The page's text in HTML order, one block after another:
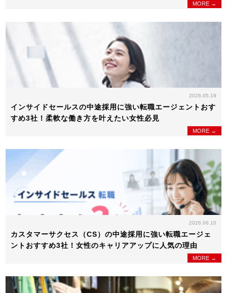
MORE →
2026.05.19
インサイドセールスの中途採用に強い転職エージェントおす
すめ3社！柔軟な働き方を叶えたい女性必見
MORE →
2026.06.10
カスタマーサクセス（CS）の中途採用に強い転職エージェ
ントおすすめ3社！女性のキャリアアップに人気の理由
MORE →